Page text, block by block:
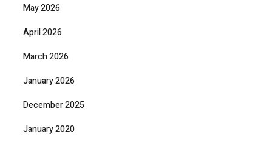
May 2026
April 2026
March 2026
January 2026
December 2025
January 2020